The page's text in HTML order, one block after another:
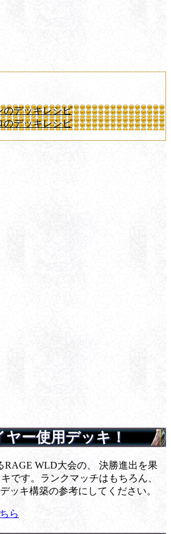
のデッキレシピ
のデッキレシピ
ヤー使用デッキ！
RAGE WLD大会の、 決勝進出を果
です。ランクマッチはもちろん、
ッキ構築の参考にしてください。
ら